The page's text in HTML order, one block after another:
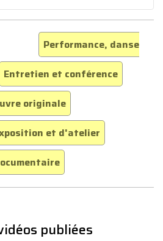
Performance, danse
Entretien et conférence
originale
et d'atelier
publiées